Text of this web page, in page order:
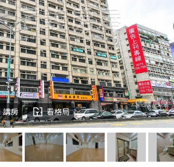
講房 看格局